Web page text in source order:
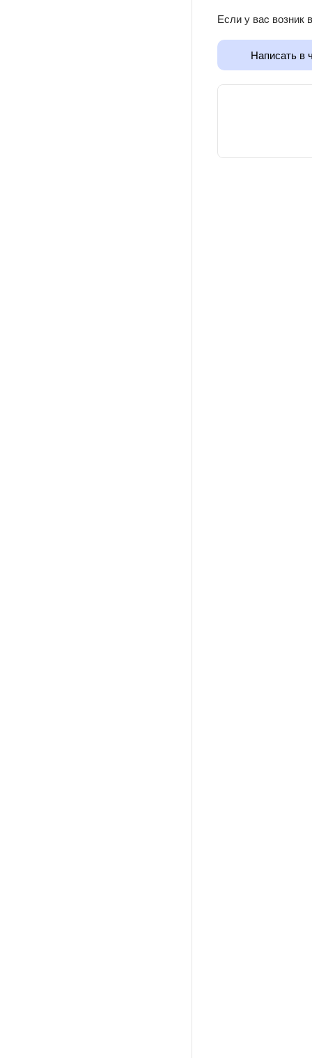
Если у ваc возник
Написать в